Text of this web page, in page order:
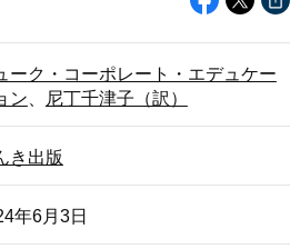
ーク・コーポレート・エデュケー
ン
尼丁千津子（訳）
き出版
年6月3日